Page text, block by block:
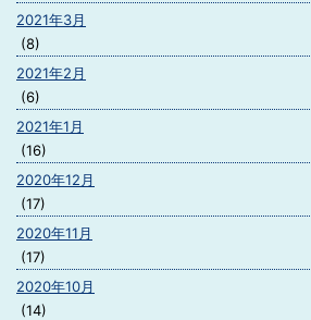
2021年3月
(8)
2021年2月
(6)
2021年1月
(16)
2020年12月
(17)
2020年11月
(17)
2020年10月
(14)